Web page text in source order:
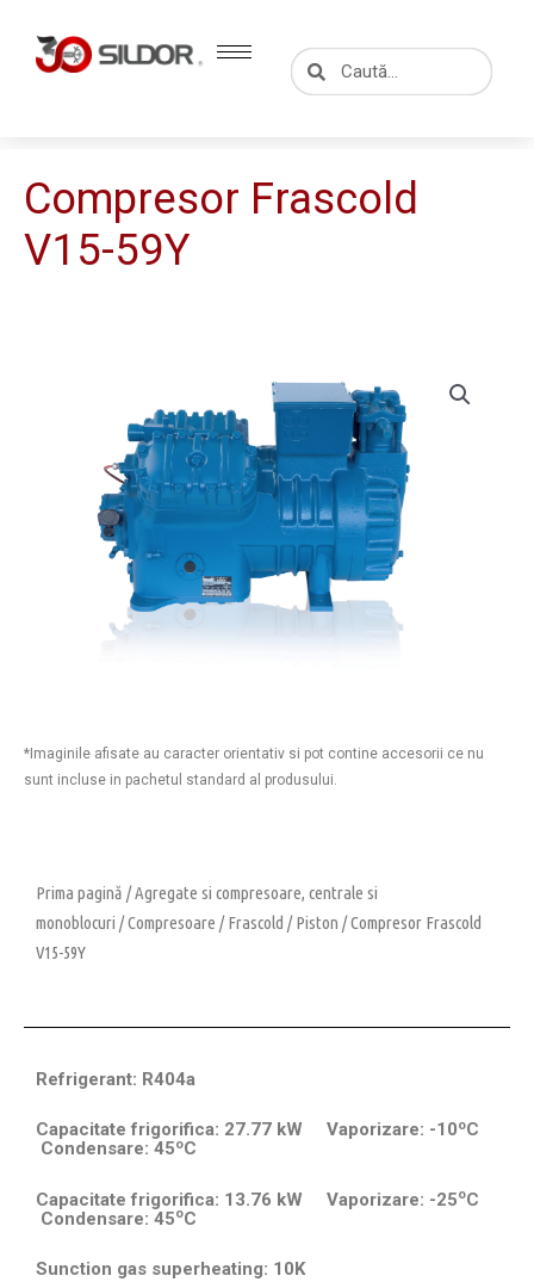
content
CautăCaută
Compresor Frascold
V15-59Y
*Imaginile afisate au caracter orientativ si pot contine accesorii ce nu
sunt incluse in pachetul standard al produsului.
Prima pagină /Agregate si compresoare, centrale si
monoblocuri /Compresoare /Frascold /Piston / Compresor Frascold
V15-59Y
Refrigerant: R404a
Capacitate frigorifica: 27.77 kW Vaporizare: -10oC
Condensare: 45oC
Capacitate frigorifica: 13.76 kW Vaporizare: -25oC
Condensare: 45oC
Sunction gas superheating: 10K